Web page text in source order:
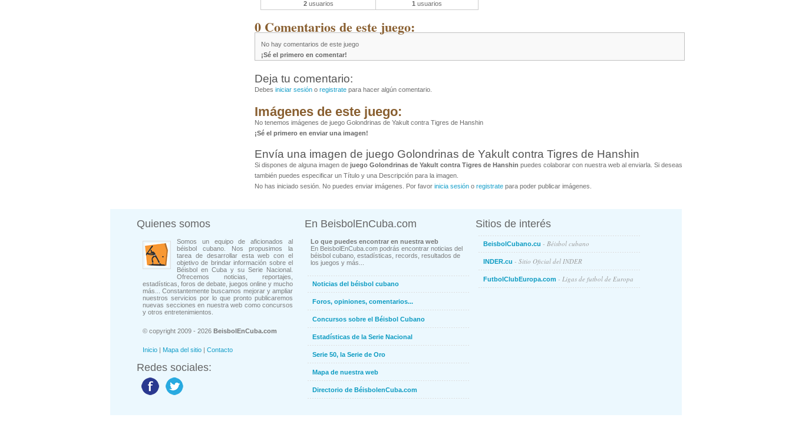
2usuarios 1 usuarios
0 Comentarios de este juego:
No hay comentarios de este juego
¡Sé el primero en comentar!
Deja tu comentario:
Debes iniciar sesión o registrate para hacer algún comentario.
Imágenes de este juego:
No tenemos imágenes de juego Golondrinas de Yakult contra Tigres de Hanshin
¡Sé el primero en enviar una imagen!
Envía una imagen de juego Golondrinas de Yakult contra Tigres de Hanshin
Si dispones de alguna imagen de juego Golondrinas de Yakult contra Tigres de Hanshin puedes colaborar con nuestra web al enviarla. Si deseas
también puedes especificar un Título y una Descripción para la imagen.
No has iniciado sesión. No puedes enviar imágenes. Por favor inicia sesión o registrate para poder publicar imágenes.
Quienes somos
Somos un equipo de aficionados al
béisbol cubano. Nos propusimos la
tarea de desarrollar esta web con el
objetivo de brindar información sobre el
Béisbol en Cuba y su Serie Nacional.
Ofrecemos noticias, reportajes,
estadísticas, foros de debate, juegos online y mucho
más... Constantemente buscamos mejorar y ampliar
nuestros servicios por lo que pronto publicaremos
nuevas secciones en nuestra web como concursos
y otros entretenimientos.
© copyright 2009 - 2026 BeisbolEnCuba.com
Inicio | Mapa del sitio | Contacto
Redes sociales:
En BeisbolEnCuba.com
Lo que puedes encontrar en nuestra web
En BeisbolEnCuba.com podrás encontrar noticias del
béisbol cubano, estadísticas, records, resultados de
los juegos y más...
Noticias del béisbol cubano
Foros, opiniones, comentarios...
Concursos sobre el Béisbol Cubano
Estadísticas de la Serie Nacional
Serie 50, la Serie de Oro
Mapa de nuestra web
Directorio de BéisbolenCuba.com
Sitios de interés
BeisbolCubano.cu - Béisbol cubano
INDER.cu - Sitio Oficial del INDER
FutbolClubEuropa.com - Ligas de futbol de Europa